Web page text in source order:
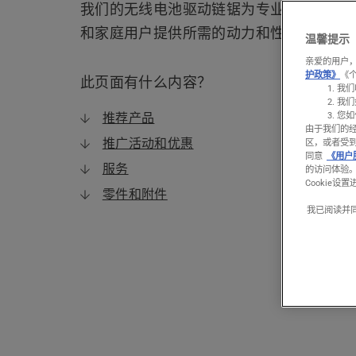
我们的无线电池驱动链锯为专业人士
和家庭用户提供所需的动力和性能。
此页面有什么内容？
推荐产品
推广活动和优惠
服务
零件和附件
温馨提示
亲爱的用户
护政策》
《
我
我
您
由于我们的
区，或者受
同意
《用
的访问体验
Cookie设置
我已阅读并